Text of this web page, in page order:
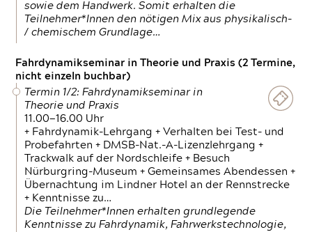
sowie dem Handwerk. Somit erhalten die
Teilnehmer*Innen den nötigen Mix aus physikalisch-
/ chemischem Grundlage…
Fahrdynamikseminar in Theorie und Praxis (2 Termine,
nicht einzeln buchbar)
Termin 1/2: Fahrdynamikseminar in
Theorie und Praxis
11.00—16.00 Uhr
+ Fahrdynamik-Lehrgang + Verhalten bei Test- und
Probefahrten + DMSB-Nat.-A-Lizenzlehrgang +
Trackwalk auf der Nordschleife + Besuch
Nürburgring-Museum + Gemeinsames Abendessen +
Übernachtung im Lindner Hotel an der Rennstrecke
+ Kenntnisse zu…
Die Teilnehmer*Innen erhalten grundlegende
Kenntnisse zu Fahrdynamik, Fahrwerkstechnologie,